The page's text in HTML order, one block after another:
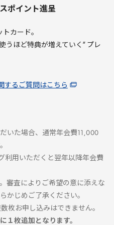
ポイント進呈
カード。
うほど特典が増えていく” プレ
するご質問はこちら
いた場合、通常年会費 ,000
利用いただくと翌年以降年会費
審査によりご希望の意に添えな
かじめご了承ください。
数枚お申し込みはできません。
１枚追加となります。